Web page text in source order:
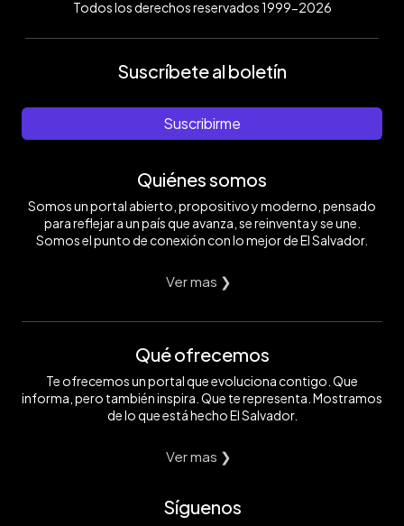
Todos los derechos reservados 1999-2026
Suscríbete al boletín
Suscribirme
Quiénes somos
Somos un portal abierto, propositivo y moderno, pensado
para reflejar a un país que avanza, se reinventa y se une.
Somos el punto de conexión con lo mejor de El Salvador.
Ver mas ❯
Qué ofrecemos
Te ofrecemos un portal que evoluciona contigo. Que
informa, pero también inspira. Que te representa. Mostramos
de lo que está hecho El Salvador.
Ver mas ❯
Síguenos